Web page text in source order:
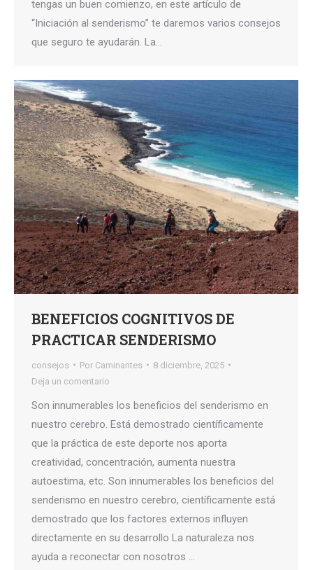
tengas un buen comienzo, en este artículo de
“Iniciación al senderismo” te daremos varios consejos
que seguro te ayudarán. La…
BENEFICIOS COGNITIVOS DE
PRACTICAR SENDERISMO
consejos Por Caminantes
8 diciembre, 2025
Deja un comentario
Son innumerables los beneficios del senderismo en
nuestro cerebro. Está demostrado científicamente
que la práctica de este deporte nos aporta
creatividad, concentración, aumenta nuestra
autoestima, etc. Son innumerables los beneficios del
senderismo en nuestro cerebro, científicamente está
demostrado que los factores externos influyen
directamente en su desarrollo La naturaleza nos
ayuda a reconectar con nosotros …